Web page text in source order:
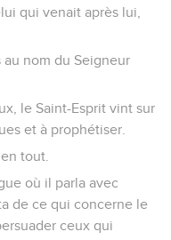
qui venait après lui,
au nom du Seigneur
le Saint-Esprit vint sur
et à prophétiser.
tout.
où il parla avec
de ce qui concerne le
ceux qui